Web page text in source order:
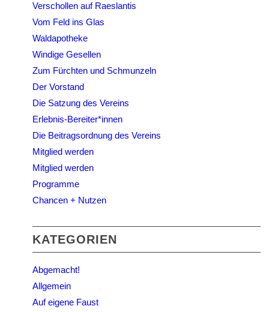
Verschollen auf Raeslantis
Vom Feld ins Glas
Waldapotheke
Windige Gesellen
Zum Fürchten und Schmunzeln
Der Vorstand
Die Satzung des Vereins
Erlebnis-Bereiter*innen
Die Beitragsordnung des Vereins
Mitglied werden
Mitglied werden
Programme
Chancen + Nutzen
KATEGORIEN
Abgemacht!
Allgemein
Auf eigene Faust